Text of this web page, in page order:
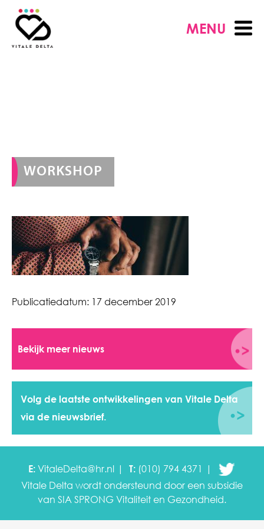
MENU
WORKSHOP
Publicatiedatum: 17 december 2019
Bekijk meer nieuws
Volg de laatste ontwikkelingen van Vitale Delta
via de nieuwsbrief.
E: VitaleDelta@hr.nl T: (010) 794 4371
Vitale Delta wordt ondersteund door een subsidie
van SIA SPRONG Vitaliteit en Gezondheid.